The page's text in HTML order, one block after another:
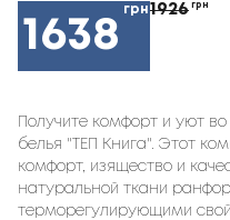
1638
грн1926 грн
Получите комфорт и уют
белья "ТЕП Книга". Этот
комфорт, изящество и
натуральной ткани
терморегулирующими